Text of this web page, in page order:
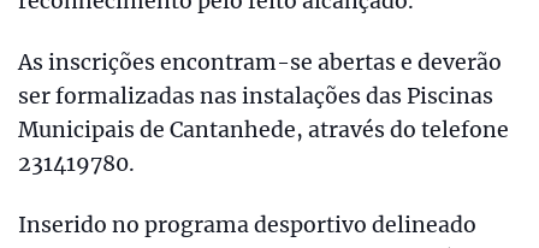
As inscrições encontram-se abertas e deverão
ser formalizadas nas instalações das Piscinas
Municipais de Cantanhede, através do telefone
231419780.
Inserido no programa desportivo delineado